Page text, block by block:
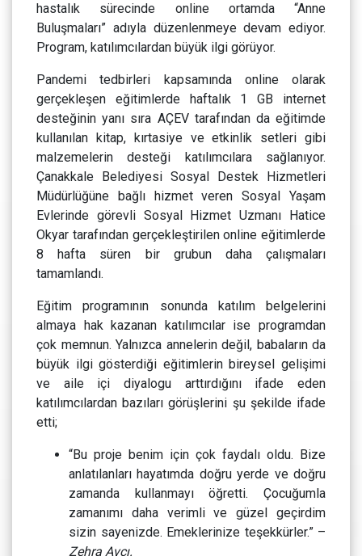
hastalık sürecinde online ortamda “Anne
Buluşmaları” adıyla düzenlenmeye devam ediyor.
Program, katılımcılardan büyük ilgi görüyor.
Pandemi tedbirleri kapsamında online olarak
gerçekleşen eğitimlerde haftalık 1 GB internet
desteğinin yanı sıra AÇEV tarafından da eğitimde
kullanılan kitap, kırtasiye ve etkinlik setleri gibi
malzemelerin desteği katılımcılara sağlanıyor.
Çanakkale Belediyesi Sosyal Destek Hizmetleri
Müdürlüğüne bağlı hizmet veren Sosyal Yaşam
Evlerinde görevli Sosyal Hizmet Uzmanı Hatice
Okyar tarafından gerçekleştirilen online eğitimlerde
8 hafta süren bir grubun daha çalışmaları
tamamlandı.
Eğitim programının sonunda katılım belgelerini
almaya hak kazanan katılımcılar ise programdan
çok memnun. Yalnızca annelerin değil, babaların da
büyük ilgi gösterdiği eğitimlerin bireysel gelişimi
ve aile içi diyalogu arttırdığını ifade eden
katılımcılardan bazıları görüşlerini şu şekilde ifade
etti;
“Bu proje benim için çok faydalı oldu. Bize
anlatılanları hayatımda doğru yerde ve doğru
zamanda kullanmayı öğretti. Çocuğumla
zamanımı daha verimli ve güzel geçirdim
sizin sayenizde. Emeklerinize teşekkürler.” –
Zehra Avcı.